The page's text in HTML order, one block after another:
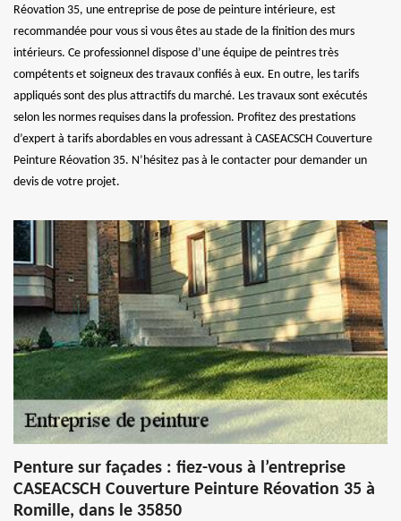
Réovation 35, une entreprise de pose de peinture intérieure, est
recommandée pour vous si vous êtes au stade de la finition des murs
intérieurs. Ce professionnel dispose d’une équipe de peintres très
compétents et soigneux des travaux confiés à eux. En outre, les tarifs
appliqués sont des plus attractifs du marché. Les travaux sont exécutés
selon les normes requises dans la profession. Profitez des prestations
d’expert à tarifs abordables en vous adressant à CASEACSCH Couverture
Peinture Réovation 35. N’hésitez pas à le contacter pour demander un
devis de votre projet.
Penture sur façades : fiez-vous à l’entreprise
CASEACSCH Couverture Peinture Réovation 35 à
Romille, dans le 35850